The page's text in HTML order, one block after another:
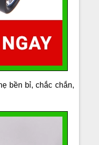
bền bỉ, chắc chắn,